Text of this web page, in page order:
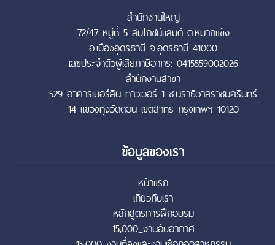
สำนักงานใหญ่
72/47 หมู่ที่ 5 สมโภชน์แลนด์ ต.หมากแข้ง
อ.เมืองอุดรธานี จ.อุดรธานี 41000
เลขประจำตัวผู้เสียภาษีอากร: 0415559002026
สำนักงานสาขา
529 อาคารเมอร์ลิน ทาวเวอร์ 1 ซ.นราธิวาสราชนครินทร์
14 แขวงทุ่งวัดดอน เขตสาทร กรุงเทพฯ 10120
ข้อมูลของเรา
หน้าแรก
เกี่ยวกับเรา
หลักสูตรการฝึกอบรม
15,000_งานอับอากาศ